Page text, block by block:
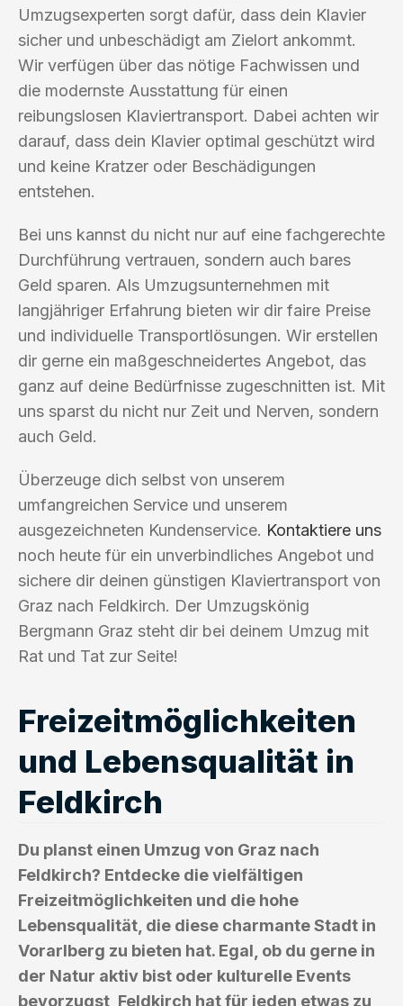
Umzugsexperten sorgt dafür, dass dein Klavier
sicher und unbeschädigt am Zielort ankommt.
Wir verfügen über das nötige Fachwissen und
die modernste Ausstattung für einen
reibungslosen Klaviertransport. Dabei achten wir
darauf, dass dein Klavier optimal geschützt wird
und keine Kratzer oder Beschädigungen
entstehen.
Bei uns kannst du nicht nur auf eine fachgerechte
Durchführung vertrauen, sondern auch bares
Geld sparen. Als Umzugsunternehmen mit
langjähriger Erfahrung bieten wir dir faire Preise
und individuelle Transportlösungen. Wir erstellen
dir gerne ein maßgeschneidertes Angebot, das
ganz auf deine Bedürfnisse zugeschnitten ist. Mit
uns sparst du nicht nur Zeit und Nerven, sondern
auch Geld.
Überzeuge dich selbst von unserem
umfangreichen Service und unserem
ausgezeichneten Kundenservice. Kontaktiere uns
noch heute für ein unverbindliches Angebot und
sichere dir deinen günstigen Klaviertransport von
Graz nach Feldkirch. Der Umzugskönig
Bergmann Graz steht dir bei deinem Umzug mit
Rat und Tat zur Seite!
Freizeitmöglichkeiten
und Lebensqualität in
Feldkirch
Du planst einen Umzug von Graz nach
Feldkirch? Entdecke die vielfältigen
Freizeitmöglichkeiten und die hohe
Lebensqualität, die diese charmante Stadt in
Vorarlberg zu bieten hat. Egal, ob du gerne in
der Natur aktiv bist oder kulturelle Events
bevorzugst, Feldkirch hat für jeden etwas zu